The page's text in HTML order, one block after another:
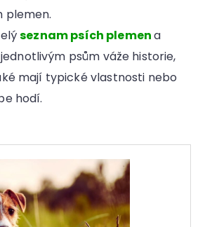
plemen.
seznam psích plemena
psům váže historie,
mají typické vlastnosti nebo
hodí.